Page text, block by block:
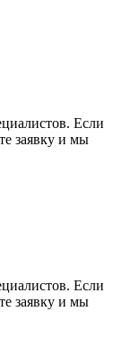
Если
заявку и мы
Если
заявку и мы